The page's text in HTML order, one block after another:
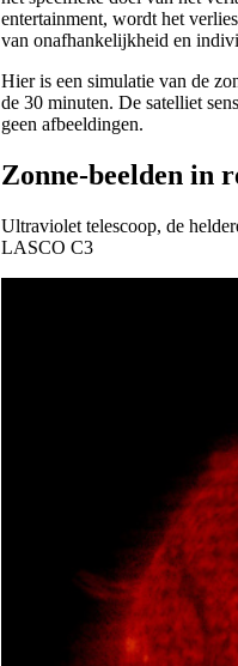
entertainment, wordt het
van onafhankelijkheid en
Hier is een simulatie van de
de 30 minuten. De satelliet
geen afbeeldingen.
Zonne-beelden in
Ultraviolet telescoop, de
LASCO C3